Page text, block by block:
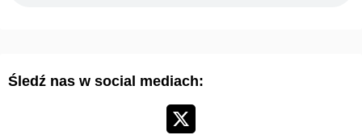
k
Śledź nas w social mediach: